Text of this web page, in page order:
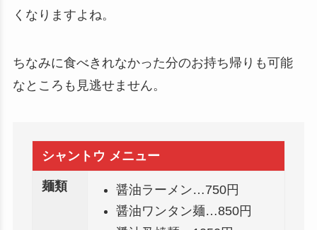
くなりますよね。
ちなみに食べきれなかった分のお持ち帰りも可能
なところも見逃せません。
シャントウ メニュー
麺類
醤油ラーメン…750円
醤油ワンタン麺…850円